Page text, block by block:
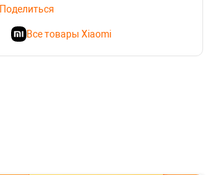
Поделиться
Все товары Xiaomi